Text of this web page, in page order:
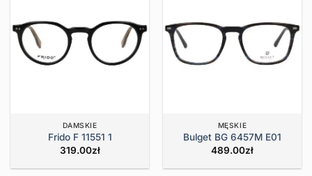
DAMSKIE
Frido F 11551 1
319.00zł
MĘSKIE
Bulget BG 6457M E01
489.00zł